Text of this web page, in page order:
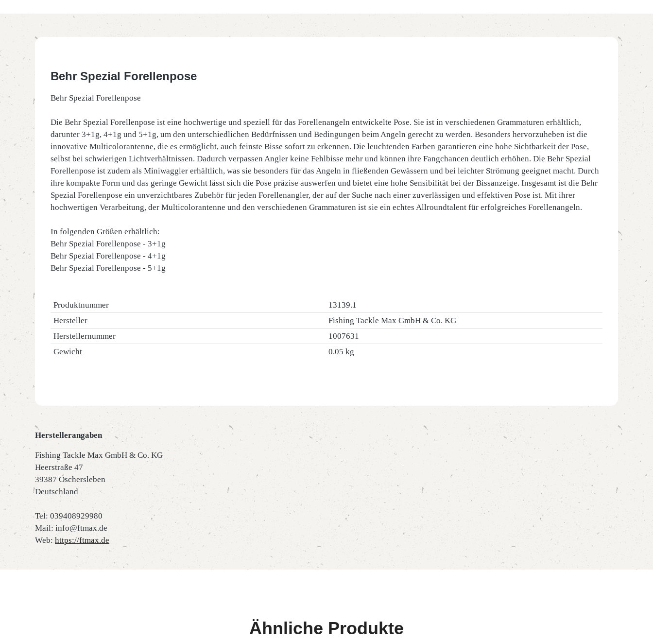
Behr Spezial Forellenpose
Behr Spezial Forellenpose
Die Behr Spezial Forellenpose ist eine hochwertige und speziell für das Forellenangeln entwickelte Pose. Sie ist in verschiedenen Grammaturen erhältlich,
darunter 3+1g, 4+1g und 5+1g, um den unterschiedlichen Bedürfnissen und Bedingungen beim Angeln gerecht zu werden. Besonders hervorzuheben ist die
innovative Multicolorantenne, die es ermöglicht, auch feinste Bisse sofort zu erkennen. Die leuchtenden Farben garantieren eine hohe Sichtbarkeit der Pose,
selbst bei schwierigen Lichtverhältnissen. Dadurch verpassen Angler keine Fehlbisse mehr und können ihre Fangchancen deutlich erhöhen. Die Behr Spezial
Forellenpose ist zudem als Miniwaggler erhältlich, was sie besonders für das Angeln in fließenden Gewässern und bei leichter Strömung geeignet macht. Durch
ihre kompakte Form und das geringe Gewicht lässt sich die Pose präzise auswerfen und bietet eine hohe Sensibilität bei der Bissanzeige. Insgesamt ist die Behr
Spezial Forellenpose ein unverzichtbares Zubehör für jeden Forellenangler, der auf der Suche nach einer zuverlässigen und effektiven Pose ist. Mit ihrer
hochwertigen Verarbeitung, der Multicolorantenne und den verschiedenen Grammaturen ist sie ein echtes Allroundtalent für erfolgreiches Forellenangeln.
In folgenden Größen erhältlich:
Behr Spezial Forellenpose - 3+1g
Behr Spezial Forellenpose - 4+1g
Behr Spezial Forellenpose - 5+1g
Produktnummer
13139.1
Hersteller
Fishing Tackle Max GmbH & Co. KG
Herstellernummer
1007631
Gewicht
0.05 kg
Herstellerangaben
Fishing Tackle Max GmbH & Co. KG
Heerstraße 47
39387 Oschersleben
Deutschland
Tel: 039408929980
Mail: info@ftmax.de
Web: https://ftmax.de
Ähnliche Produkte